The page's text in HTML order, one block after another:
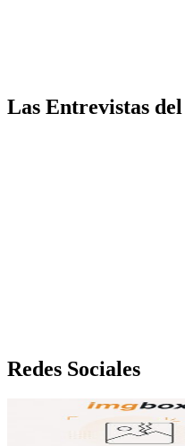
Las Entrevistas del
Redes Sociales